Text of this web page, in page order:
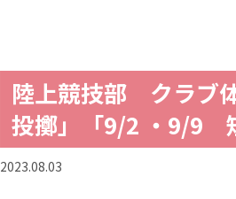
陸上競技部 クラブ
投擲」「9/2 ・9/9
2023.08.03